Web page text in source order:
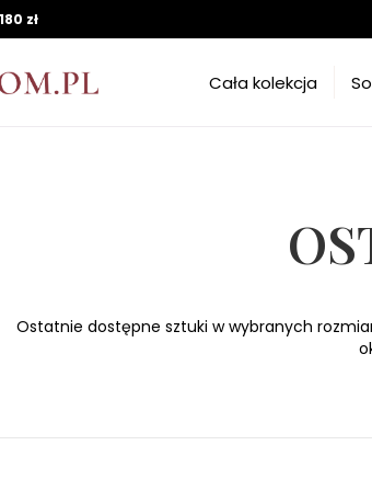
zł
Cała kolekcja
Ostatnie dostępne sztuki w wybranych